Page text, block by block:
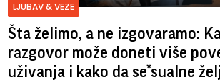
LJUBAV & VEZE
Šta želimo, a ne izgovaramo:
razgovor može doneti više
uživanja i kako da se*sualne